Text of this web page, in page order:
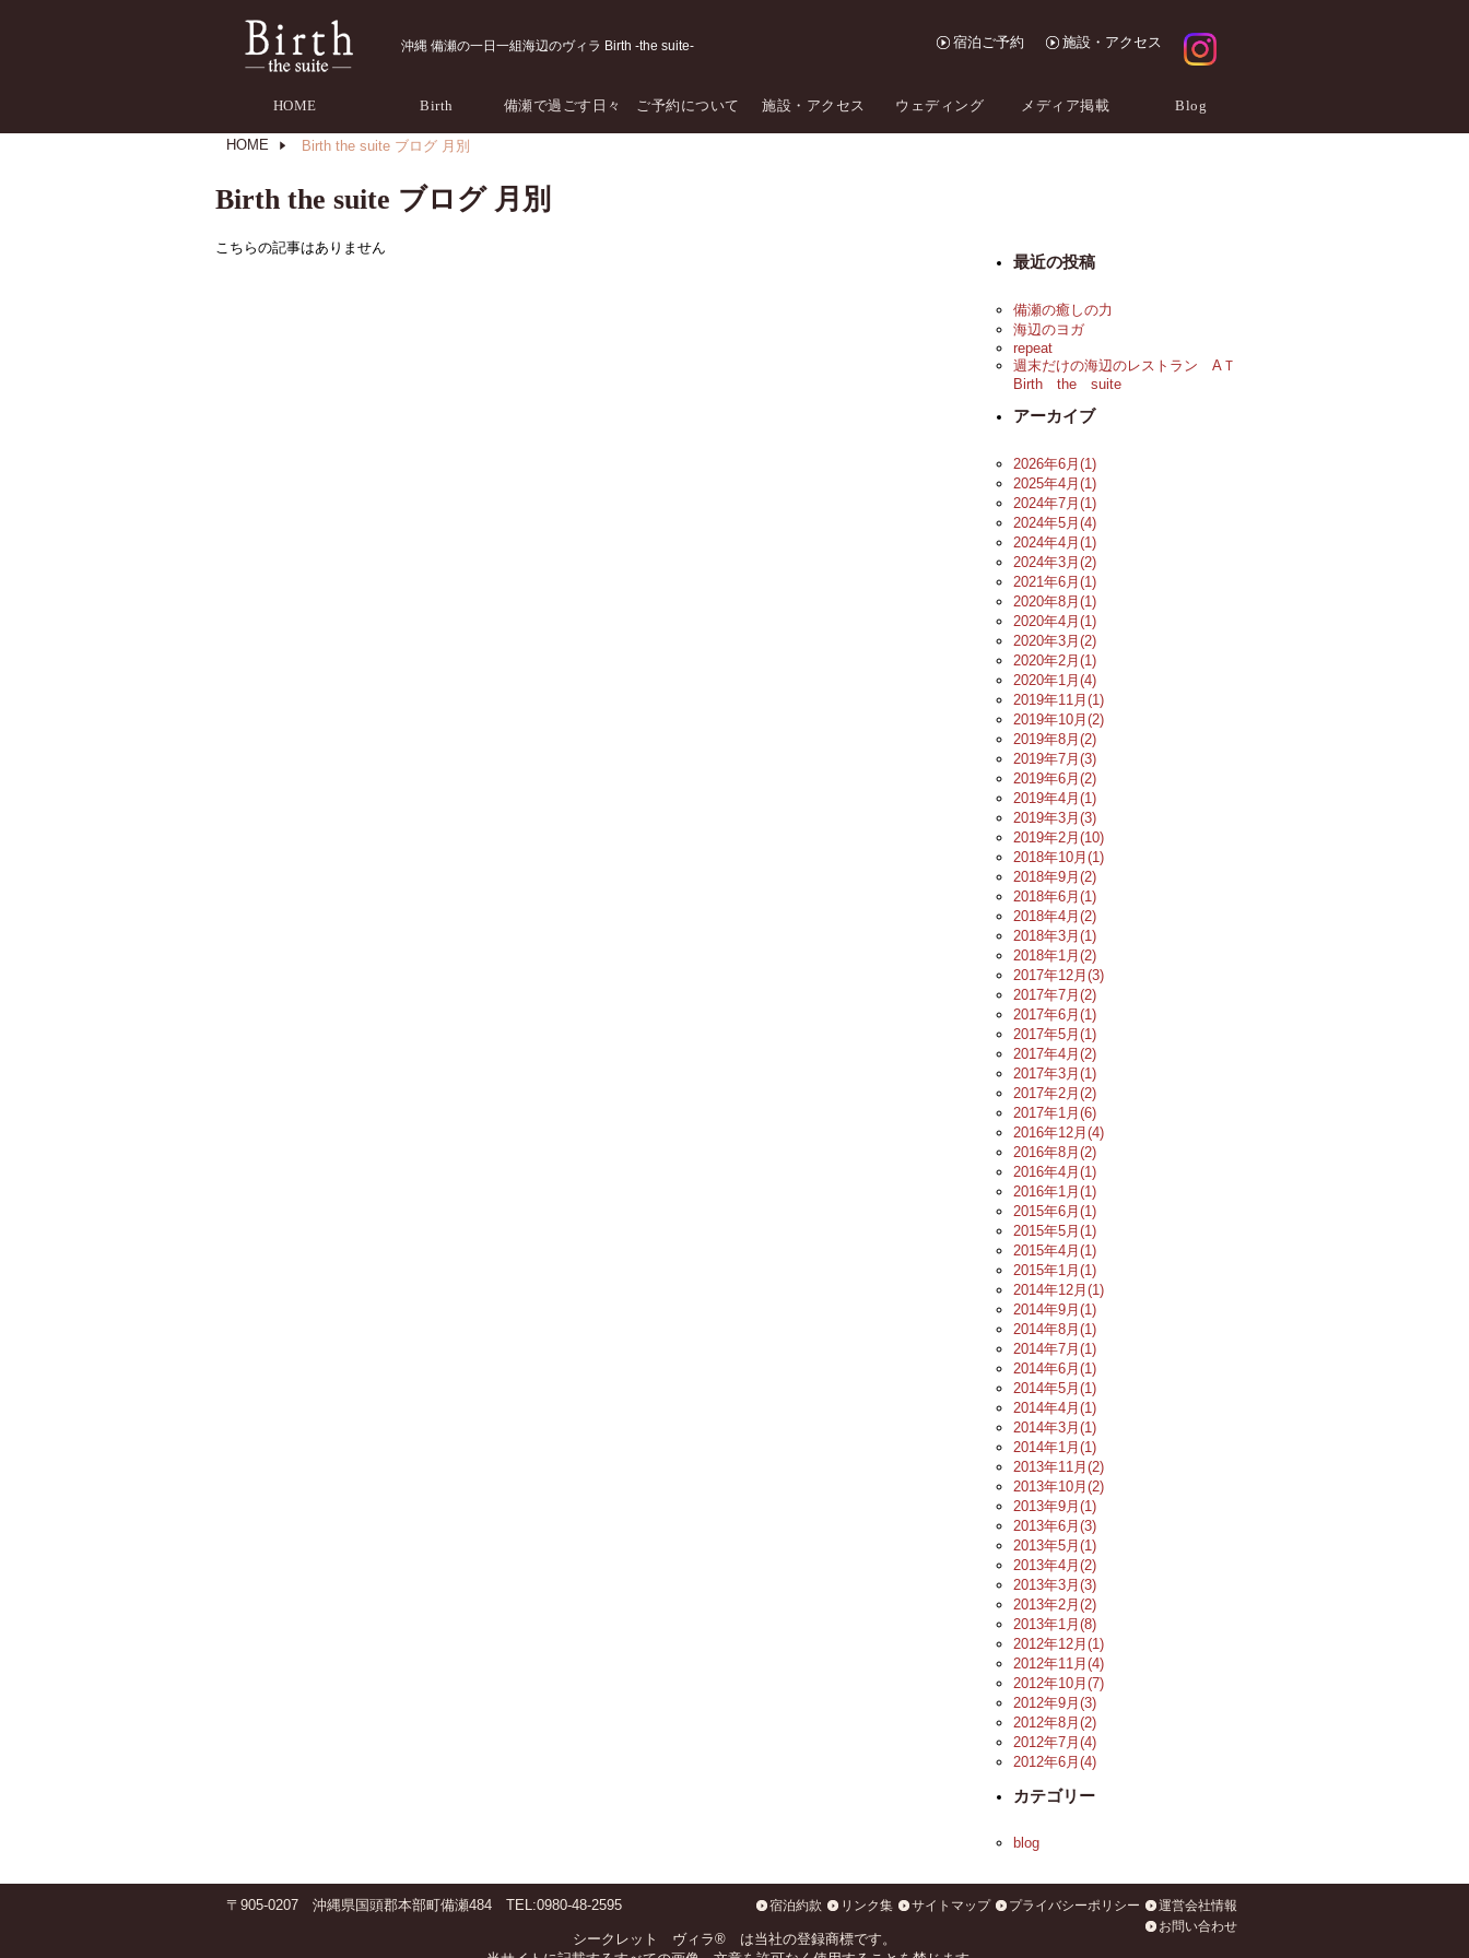
沖縄 備瀬の一日一組海辺のヴィラ Birth -the suite- 宿泊ご予約 施設・アクセス
HOME Birth 備瀬で過ごす日々 ご予約について 施設・アクセス ウェディング メディア掲載 Blog
HOME Birth the suite ブログ 月別
Birth the suite ブログ 月別
こちらの記事はありません
最近の投稿
備瀬の癒しの力
海辺のヨガ
repeat
週末だけの海辺のレストラン AＴ
Birth the suite
アーカイブ
2026年6月(1)
2025年4月(1)
2024年7月(1)
2024年5月(4)
2024年4月(1)
2024年3月(2)
2021年6月(1)
2020年8月(1)
2020年4月(1)
2020年3月(2)
2020年2月(1)
2020年1月(4)
2019年11月(1)
2019年10月(2)
2019年8月(2)
2019年7月(3)
2019年6月(2)
2019年4月(1)
2019年3月(3)
2019年2月(10)
2018年10月(1)
2018年9月(2)
2018年6月(1)
2018年4月(2)
2018年3月(1)
2018年1月(2)
2017年12月(3)
2017年7月(2)
2017年6月(1)
2017年5月(1)
2017年4月(2)
2017年3月(1)
2017年2月(2)
2017年1月(6)
2016年12月(4)
2016年8月(2)
2016年4月(1)
2016年1月(1)
2015年6月(1)
2015年5月(1)
2015年4月(1)
2015年1月(1)
2014年12月(1)
2014年9月(1)
2014年8月(1)
2014年7月(1)
2014年6月(1)
2014年5月(1)
2014年4月(1)
2014年3月(1)
2014年1月(1)
2013年11月(2)
2013年10月(2)
2013年9月(1)
2013年6月(3)
2013年5月(1)
2013年4月(2)
2013年3月(3)
2013年2月(2)
2013年1月(8)
2012年12月(1)
2012年11月(4)
2012年10月(7)
2012年9月(3)
2012年8月(2)
2012年7月(4)
2012年6月(4)
カテゴリー
blog
〒905-0207 沖縄県国頭郡本部町備瀬484 TEL:0980-48-2595 運営会社情報
プライバシーポリシー
サイトマップ
リンク集
宿泊約款
お問い合わせ
シークレット ヴィラ® は当社の登録商標です。